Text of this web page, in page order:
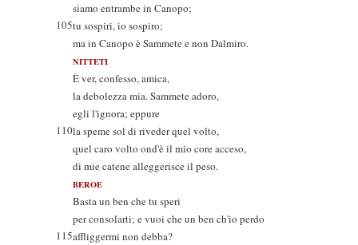
siamo entrambe in Canopo;
105tu sospiri, io sospiro;
ma in Canopo è Sammete e non Dalmiro.
NITTETI
È ver, confesso, amica,
la debolezza mia. Sammete adoro,
egli l'ignora; eppure
110la speme sol di riveder quel volto,
quel caro volto ond'è il mio core acceso,
di mie catene alleggerisce il peso.
BEROE
Basta un ben che tu speri
per consolarti; e vuoi che un ben ch'io perdo
115affliggermi non debba?